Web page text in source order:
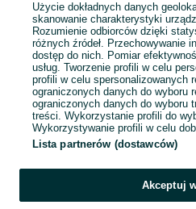
Popularne wyszukiwania
Użycie dokładnych danych
skanowanie charakterystyki
Rozumienie odbiorców dzięki
różnych źródeł. Przechowywanie
dostęp do nich. Pomiar
usług. Tworzenie profili w celu
profili w celu spersonalizowanych
ograniczonych danych do wyboru
ograniczonych danych do wyboru
treści. Wykorzystanie profili do
Wykorzystywanie profili w celu
Lista partnerów (dostawców)
Akceptuj